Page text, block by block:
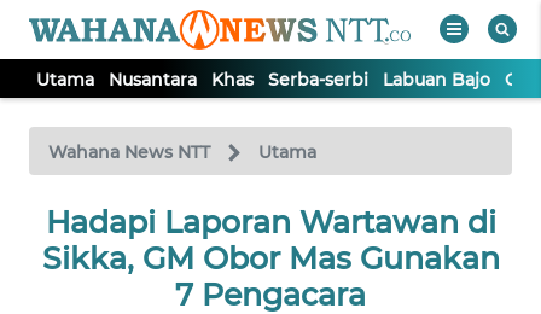
Utama Nusantara Khas Serba-serbi Labuan Bajo
Wahana News NTT Utama
Hadapi Laporan Wartawan di
Sikka, GM Obor Mas Gunakan
7 Pengacara
TV
Tutup
UTAMA